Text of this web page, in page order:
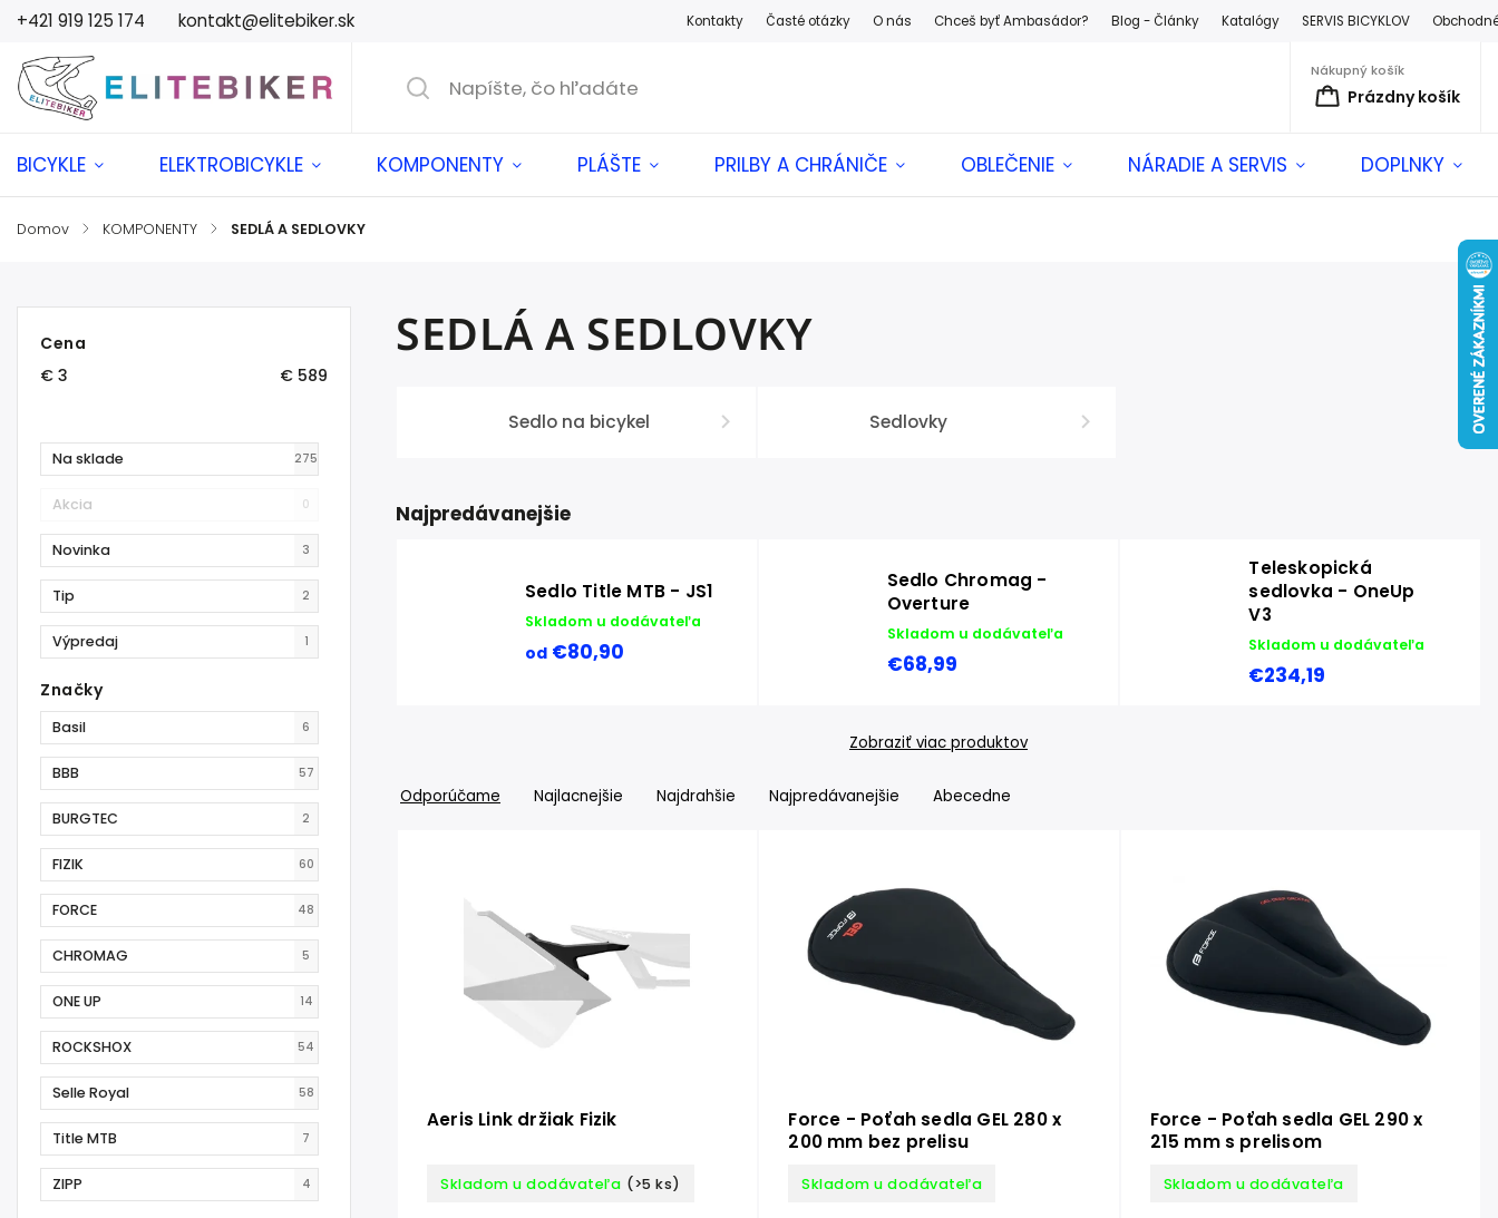
+421 919 125 174 kontakt@elitebiker.sk Kontakty Časté otázky O nás Chceš byť Ambasádor? Blog - Články Katalógy SERVIS BICYKLOV
Nákupný košík
Prázdny košík
BICYKLE ELEKTROBICYKLE KOMPONENTY PLÁŠTE PRILBY A CHRÁNIČE OBLEČENIE NÁRADIE A SERVIS DOPLNKY
Domov / KOMPONENTY / SEDLÁ A SEDLOVKY
Cena
€ 3 € 589
Na sklade 275
Akcia 0
Novinka 3
Tip 2
Výpredaj 1
Značky
Basil 6
BBB 57
BURGTEC 2
FIZIK 60
FORCE 48
CHROMAG 5
ONE UP 14
ROCKSHOX 54
Selle Royal 58
Title MTB 7
ZIPP 4
SEDLÁ A SEDLOVKY
Sedlo na bicykel Sedlovky
Najpredávanejšie
Sedlo Title MTB - JS1
Skladom u dodávateľa
od €80,90
Sedlo Chromag -
Overture
Skladom u dodávateľa
€68,99
Teleskopická
sedlovka - OneUp
V3
Skladom u dodávateľa
€234,19
Zobraziť viac produktov
Odporúčame Najlacnejšie Najdrahšie Najpredávanejšie Abecedne
Aeris Link držiak Fizik
Skladom u dodávateľa (>5 ks)
Force - Poťah sedla GEL 280 x
200 mm bez prelisu
Skladom u dodávateľa
Force - Poťah sedla GEL 290 x
215 mm s prelisom
Skladom u dodávateľa